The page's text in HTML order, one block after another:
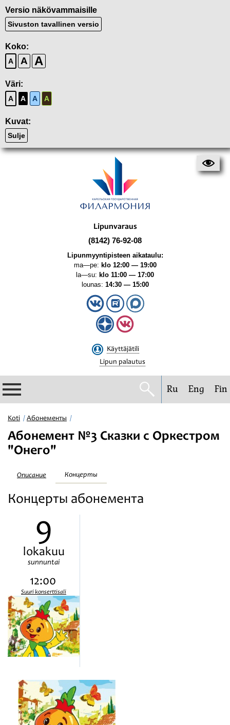
Versio näkövammaisille
Sivuston tavallinen versio
Koko:
A A A
Väri:
A A A A
Kuvat:
Sulje
Lipunvaraus
(8142) 76-92-08
Lipunmyyntipisteen aikataulu:
ma—pe: klo 12:00 — 19:00
la—su: klo 11:00 — 17:00
lounas: 14:30 — 15:00
Käyttäjätili
Lipun palautus
Filharmonia
Konserttikalenteri
Festivaalit
Ru Eng Fin
Koti Абонементы
Абонемент №3 Сказки с Оркестром
"Онего"
Описание Концерты
Концерты абонемента
9
lokakuu
sunnuntai
12:00
Suuri konserttisali